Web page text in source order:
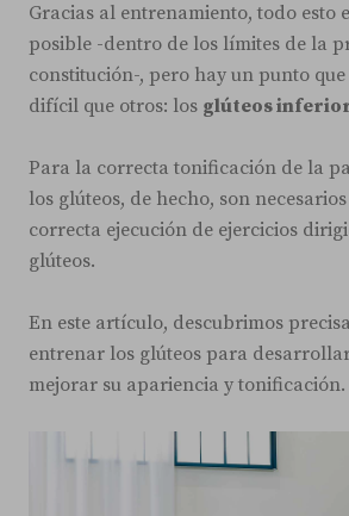
Gracias al entrenamiento, todo esto
posible -dentro de los límites de la
constitución-, pero hay un punto
difícil que otros: los glúteos
Para la correcta tonificación de la
los glúteos, de hecho, son
correcta ejecución de ejercicios
glúteos.
En este artículo, descubrimos
entrenar los glúteos para
mejorar su apariencia y tonificación.